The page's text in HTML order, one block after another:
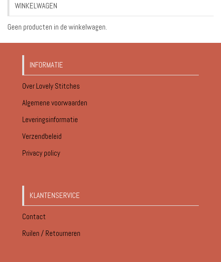
€18.95
WINKELWAGEN
Geen producten in de winkelwagen.
INFORMATIE
Over Lovely Stitches
Algemene voorwaarden
Leveringsinformatie
Verzendbeleid
Privacy policy
KLANTENSERVICE
Contact
Ruilen / Retourneren